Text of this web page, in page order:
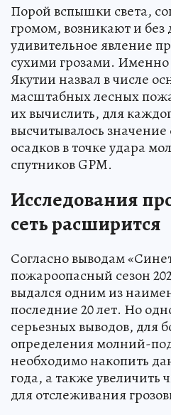
Порой вспышки света,
громом, возникают и без
удивительное явление
сухими грозами.
Якутии назвал в числе
масштабных лесных
их вычислить, для
высчитывалось значение
осадков в точке удара
спутников GPM.
Исследования
сеть расширится
Согласно выводам
пожароопасный сезон
выдался одним из
последние 20 лет. Но
серьезных выводов, для
определения молний-
необходимо накопить
года, а также увеличить
для отслеживания